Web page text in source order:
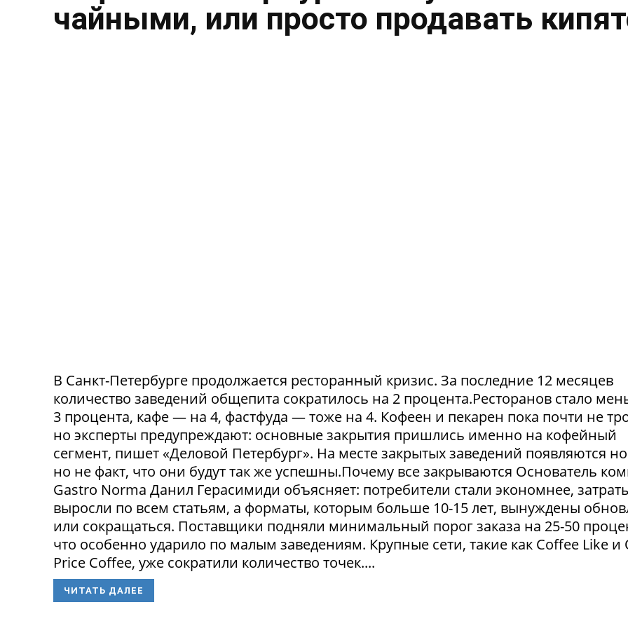
чайными, или просто продавать
В Санкт-Петербурге продолжается ресторанный кризис. За последние 12 месяцев
количество заведений общепита сократилось на 2 процента.Ресторанов стало
3 процента, кафе — на 4, фастфуда — тоже на 4. Кофеен и пекарен пока почти не
но эксперты предупреждают: основные закрытия пришлись именно на кофейный
сегмент, пишет «Деловой Петербург». На месте закрытых заведений появляются
но не факт, что они будут так же успешны.Почему все закрываются Основатель
Gastro Norma Данил Герасимиди объясняет: потребители стали экономнее,
выросли по всем статьям, а форматы, которым больше 10-15 лет, вынуждены
или сокращаться. Поставщики подняли минимальный порог заказа на 25-50
что особенно ударило по малым заведениям. Крупные сети, такие как Coffee Like и
Price Coffee, уже сократили количество точек....
ЧИТАТЬ ДАЛЕЕ